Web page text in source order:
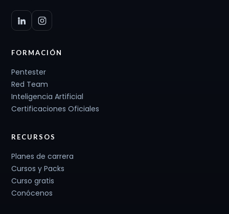
FORMACIÓN
Pentester
Red Team
Inteligencia Artificial
Certificaciones Oficiales
RECURSOS
Planes de carrera
Cursos y Packs
Curso gratis
Conócenos